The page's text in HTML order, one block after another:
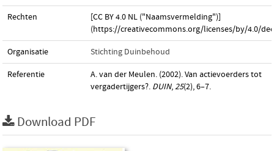
Rechten
[CC BY 4.0 NL ("Naamsvermelding")]
(https://creativecommons.org/licenses/by/4.0/
Organisatie Stichting Duinbehoud
Referentie
A. van der Meulen. (2002). Van actievoerders tot
vergadertijgers?. DUIN,25(2), 6–7.
Download PDF